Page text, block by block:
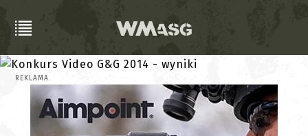
REKLAMA